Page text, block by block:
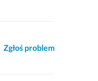
Zgłoś problem